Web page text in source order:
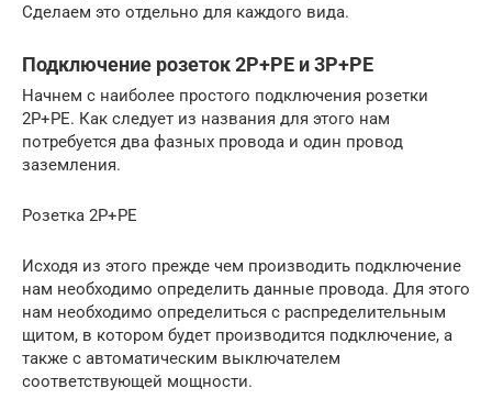
Сделаем это отдельно для каждого вида.
Подключение розеток 2Р+РЕ и 3Р+РЕ
Начнем с наиболее простого подключения розетки
2Р+РЕ. Как следует из названия для этого нам
потребуется два фазных провода и один провод
заземления.
Розетка 2Р+РЕ
Исходя из этого прежде чем производить подключение
нам необходимо определить данные провода. Для этого
нам необходимо определиться с распределительным
щитом, в котором будет производится подключение, а
также с автоматическим выключателем
соответствующей мощности.